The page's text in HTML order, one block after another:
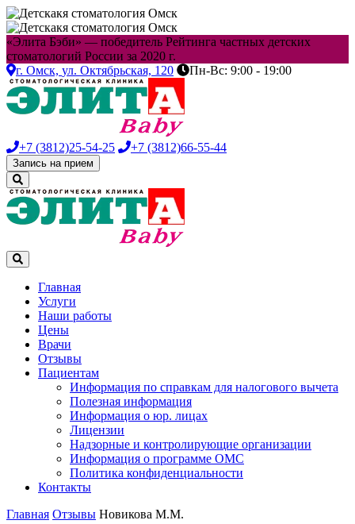
«Элита Бэби» — победитель Рейтинга частных детских
стоматологий России за 2020 г.
г. Омск, ул. Октябрьская, 120 Пн-Вс: 9:00 - 19:00
+7 (3812)25-54-25 +7 (3812)66-55-44
Запись на прием
Главная
Услуги
Наши работы
Цены
Врачи
Отзывы
Пациентам
Информация по справкам для налогового вычета
Полезная информация
Информация о юр. лицах
Лицензии
Надзорные и контролирующие организации
Информация о программе ОМС
Политика конфиденциальности
Контакты
Главная Отзывы Новикова М.М.